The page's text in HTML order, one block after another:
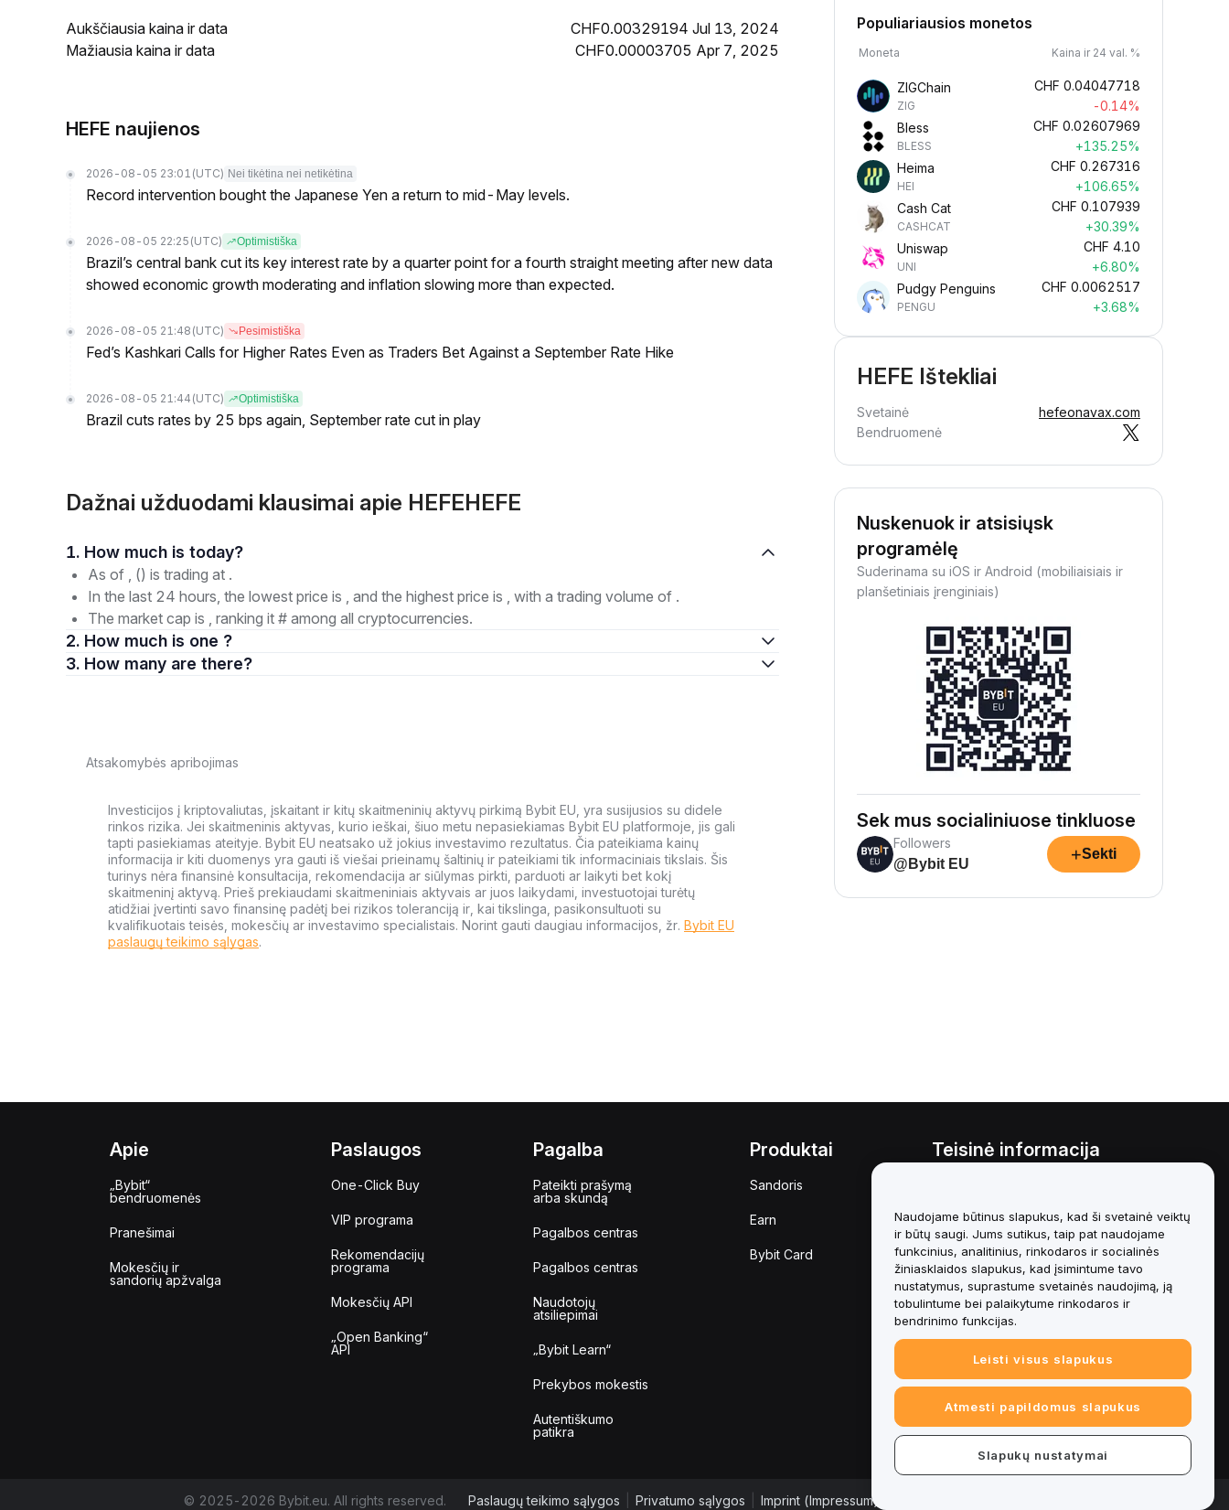
Aukščiausia kaina ir data
CHF0.00329194 Jul 13, 2024
Mažiausia kaina ir data
CHF0.00003705 Apr 7, 2025
HEFE naujienos
2026-08-05 23:01 (UTC) Nei tikėtina nei netikėtina
Record intervention bought the Japanese Yen a return to mid-May levels.
2026-08-05 22:25 (UTC) Optimistiška
Brazil’s central bank cut its key interest rate by a quarter point for a fourth straight meeting after new data
showed economic growth moderating and inflation slowing more than expected.
2026-08-05 21:48 (UTC) Pesimistiška
Fed’s Kashkari Calls for Higher Rates Even as Traders Bet Against a September Rate Hike
2026-08-05 21:44 (UTC) Optimistiška
Brazil cuts rates by 25 bps again, September rate cut in play
Dažnai užduodami klausimai apie HEFEHEFE
1. How much is today?
As of , () is trading at .
In the last 24 hours, the lowest price is , and the highest price is , with a trading volume of .
The market cap is , ranking it # among all cryptocurrencies.
2. How much is one ?
3. How many are there?
Atsakomybės apribojimas
Investicijos į kriptovaliutas, įskaitant ir kitų skaitmeninių aktyvų pirkimą Bybit EU, yra susijusios su didele
rinkos rizika. Jei skaitmeninis aktyvas, kurio ieškai, šiuo metu nepasiekiamas Bybit EU platformoje, jis gali
tapti pasiekiamas ateityje. Bybit EU neatsako už jokius investavimo rezultatus. Čia pateikiama kainų
informacija ir kiti duomenys yra gauti iš viešai prieinamų šaltinių ir pateikiami tik informaciniais tikslais. Šis
turinys nėra finansinė konsultacija, rekomendacija ar siūlymas pirkti, parduoti ar laikyti bet kokį
skaitmeninį aktyvą. Prieš prekiaudami skaitmeniniais aktyvais ar juos laikydami, investuotojai turėtų
atidžiai įvertinti savo finansinę padėtį bei rizikos toleranciją ir, kai tikslinga, pasikonsultuoti su
kvalifikuotais teisės, mokesčių ar investavimo specialistais. Norint gauti daugiau informacijos, žr. Bybit EU
paslaugų teikimo sąlygas.
Populiariausios monetos
Moneta Kaina ir 24 val. %
ZIGChain
ZIG
CHF 0.04047718
-0.14%
Bless
BLESS
CHF 0.02607969
+135.25%
Heima
HEI
CHF 0.267316
+106.65%
Cash Cat
CASHCAT
CHF 0.107939
+30.39%
Uniswap
UNI
CHF 4.10
+6.80%
Pudgy Penguins
PENGU
CHF 0.0062517
+3.68%
HEFE Ištekliai
Svetainė
hefeonavax.com
Bendruomenė
Nuskenuok ir atsisiųsk
programėlę
Suderinama su iOS ir Android (mobiliaisiais ir
planšetiniais įrenginiais)
Sek mus socialiniuose tinkluose
Followers
@Bybit EU
+Sekti
Apie
„Bybit“
bendruomenės
Pranešimai
Mokesčių ir
sandorių apžvalga
Paslaugos
One-Click Buy
VIP programa
Rekomendacijų
programa
Mokesčių API
„Open Banking“
API
Pagalba
Pateikti prašymą
arba skundą
Pagalbos centras
Pagalbos centras
Naudotojų
atsiliepimai
„Bybit Learn“
Prekybos mokestis
Autentiškumo
patikra
Produktai
Sandoris
Earn
Bybit Card
Teisinė informacija
Saugojimo ir administravimo
politikos santrauka
ESG informacija
Crypto-Asset White Papers
© 2025-2026 Bybit.eu. All rights reserved. Paslaugų teikimo sąlygos Privatumo sąlygos Imprint (Impressum)
Naudojame būtinus slapukus, kad ši svetainė veiktų
ir būtų saugi. Jums sutikus, taip pat naudojame
funkcinius, analitinius, rinkodaros ir socialinės
žiniasklaidos slapukus, kad įsimintume tavo
nustatymus, suprastume svetainės naudojimą, ją
tobulintume bei palaikytume rinkodaros ir
bendrinimo funkcijas.
Leisti visus slapukus
Atmesti papildomus slapukus
Slapukų nustatymai